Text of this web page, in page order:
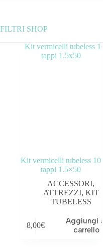
FILTRI SHOP
OUTLET
Tag prodotto
Kit vermicelli tubeless 10
tappi 1.5×50
ACCESSORI,
ATTREZZI, KIT
TUBELESS
8,00€
Aggiungi al
carrello